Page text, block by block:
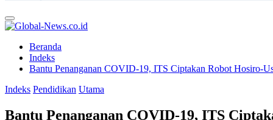
Primary
Menu
Beranda
Indeks
Bantu Penanganan COVID-19, ITS Ciptakan Robot Hosiro-
Indeks Pendidikan Utama
Bantu Penanganan COVID-19, ITS